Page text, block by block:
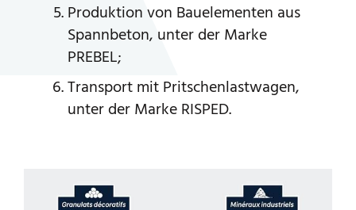
Produktion von Bauelementen aus
Spannbeton, unter der Marke
PREBEL;
Transport mit Pritschenlastwagen,
unter der Marke RISPED.